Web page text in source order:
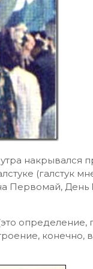
накрывался
(галстук
Первомай,
определение,
конечно,